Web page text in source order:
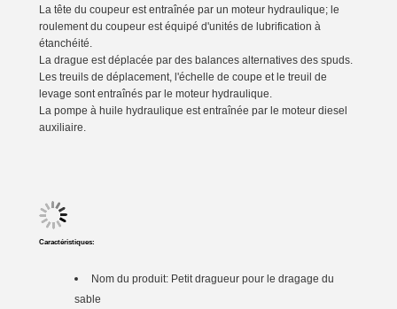
La tête du coupeur est entraînée par un moteur hydraulique; le
roulement du coupeur est équipé d'unités de lubrification à
étanchéité.
La drague est déplacée par des balances alternatives des spuds.
Les treuils de déplacement, l'échelle de coupe et le treuil de
levage sont entraînés par le moteur hydraulique.
La pompe à huile hydraulique est entraînée par le moteur diesel
auxiliaire.
Caractéristiques:
Nom du produit: Petit dragueur pour le dragage du
sable